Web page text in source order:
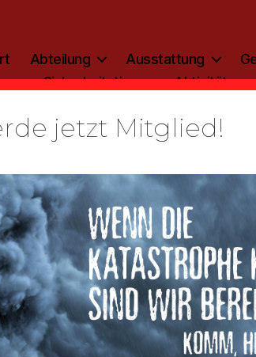
Abteilung Ausstattung
Sicherheitstipp
Aktivitäten
AKTIVITÄTEN
jetzt Mitglied!